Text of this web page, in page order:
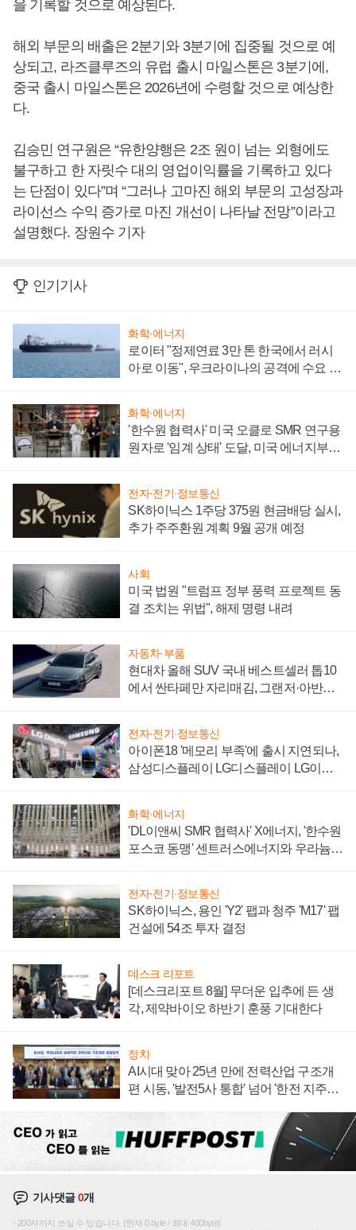
을 기록할 것으로 예상된다.
해외 부문의 배출은 2분기와 3분기에 집중될 것으로 예
상되고, 라즈클루즈의 유럽 출시 마일스톤은 3분기에,
중국 출시 마일스톤은 2026년에 수령할 것으로 예상한
다.
김승민 연구원은 “유한양행은 2조 원이 넘는 외형에도
불구하고 한 자릿수 대의 영업이익률을 기록하고 있다
는 단점이 있다”며 “그러나 고마진 해외 부문의 고성장과
라이선스 수익 증가로 마진 개선이 나타날 전망”이라고
설명했다. 장원수 기자
인기기사
화학·에너지
로이터 "정제연료 3만 톤 한국에서 러시
아로 이동", 우크라이나의 공격에 수요 늘
화학·에너지
'한수원 협력사' 미국 오클로 SMR 연구용
원자로 '임계 상태' 도달, 미국 에너지부
전자·전기·정보통신
SK하이닉스 1주당 375원 현금배당 실시,
추가 주주환원 계획 9월 공개 예정
사회
미국 법원 "트럼프 정부 풍력 프로젝트 동
결 조치는 위법", 해제 명령 내려
자동차·부품
현대차 올해 SUV 국내 베스트셀러 톱10
에서 싼타페만 자리매김, 그랜저·아반떼
전자·전기·정보통신
아이폰18 '메모리 부족'에 출시 지연되나,
삼성디스플레이 LG디스플레이 LG이노
화학·에너지
'DL이앤씨 SMR 협력사' X에너지, '한수원
포스코 동맹' 센트러스에너지와 우라늄
전자·전기·정보통신
SK하이닉스, 용인 'Y2' 팹과 청주 'M17' 팹
건설에 54조 투자 결정
데스크 리포트
[데스크리포트 8월] 무더운 입추에 든 생
각, 제약바이오 하반기 훈풍 기대한다
정치
AI시대 맞아 25년 만에 전력산업 구조개
편 시동, '발전5사 통합' 넘어 '한전 지주사'
기사댓글0개
200자까지 쓰실 수 있습니다. (현재 0 byte / 최대 400byte)